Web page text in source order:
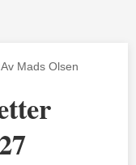
Av Mads Olsen